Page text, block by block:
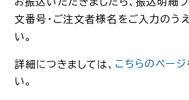
文番号・ご注文者様名をご入力のう
い。
詳細につきましては、 こちらのページ
い。